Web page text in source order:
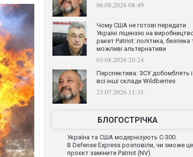
06.08.2026 08:49
Чому США не готові передати
Україні ліцензію на
ракет Patriot: політика, безпека
можливі альтернативи
03.08.2026 20:24
Перспектива: ЗСУ добомблять і
всі інші склади Wildberries
23.07.2026 11:31
БЛОГОСТРІЧКА
Україна та США модернізують С-300.
В Defense Express розповіли, чи зможе
проєкт замінити Patriot (NV)